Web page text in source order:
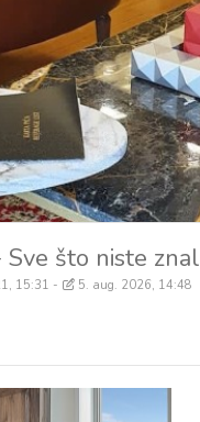
što niste
15:31 5. aug. 2026, 14:48